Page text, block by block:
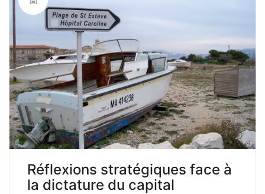
Réflexions stratégiques face à
la dictature du capital